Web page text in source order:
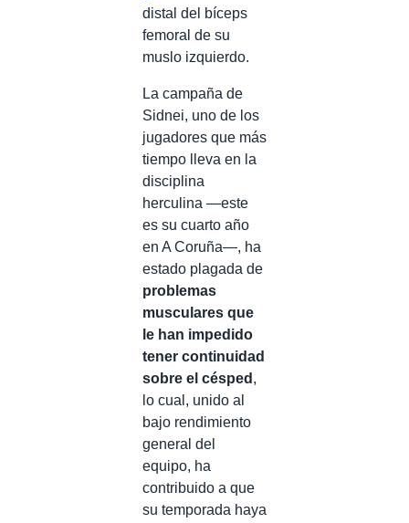
distal del bíceps
femoral de su
muslo izquierdo.
La campaña de
Sidnei, uno de los
jugadores que más
tiempo lleva en la
disciplina
herculina —este
es su cuarto año
en A Coruña—, ha
estado plagada de
problemas
musculares que
le han impedido
tener continuidad
sobre el césped ,
lo cual, unido al
bajo rendimiento
general del
equipo, ha
contribuido a que
su temporada haya